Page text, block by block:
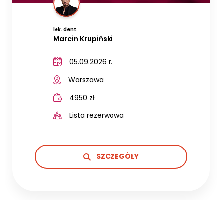
lek. dent.
Marcin Krupiński
05.09.2026 r.
Warszawa
4950 zł
Lista rezerwowa
SZCZEGÓŁY